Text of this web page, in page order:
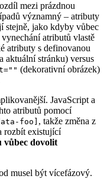
mezi prázdnou
významný – atributy
stejně, jako kdyby vůbec
atributů vlastě
atributy s definovanou
aktuální stránku) versus
(dekorativní obrázek)
JavaScript a
atributů pomocí
foo] , takže změna z
rozbít existující
vůbec dovolit
musel být vícefázový.